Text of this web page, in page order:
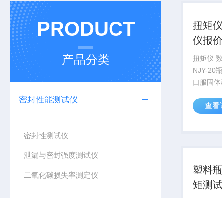
PRODUCT
产品分类
密封性能测试仪
密封性测试仪
泄漏与密封强度测试仪
二氧化碳损失率测定仪
扭矩
仪报价
扭矩仪
NJY-20
口服固
启及旋
好，性
查看
塑料
矩测